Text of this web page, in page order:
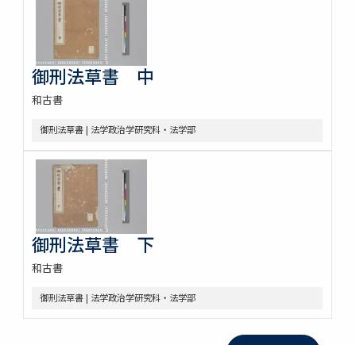
御刑法草書 中
和古書
御刑法草書 | 法学政治学研究科・法学部
御刑法草書 下
和古書
御刑法草書 | 法学政治学研究科・法学部